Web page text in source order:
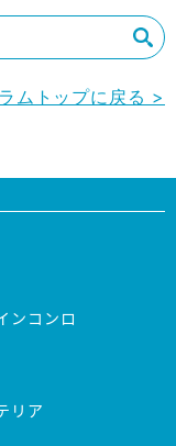
ムトップに戻る >
ンコンロ
リア